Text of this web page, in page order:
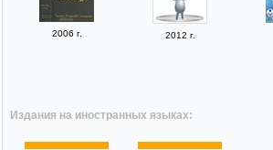
2006 г. 2012 г.
Издания на иностранных языках: